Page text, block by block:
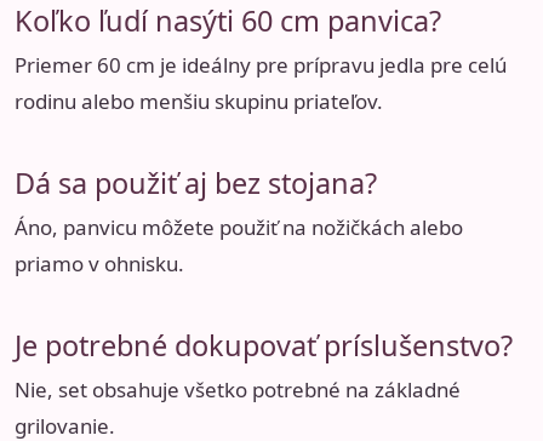
Koľko ľudí nasýti 60 cm panvica?
Priemer 60 cm je ideálny pre prípravu jedla pre celú
rodinu alebo menšiu skupinu priateľov.
Dá sa použiť aj bez stojana?
Áno, panvicu môžete použiť na nožičkách alebo
priamo v ohnisku.
Je potrebné dokupovať príslušenstvo?
Nie, set obsahuje všetko potrebné na základné
grilovanie.